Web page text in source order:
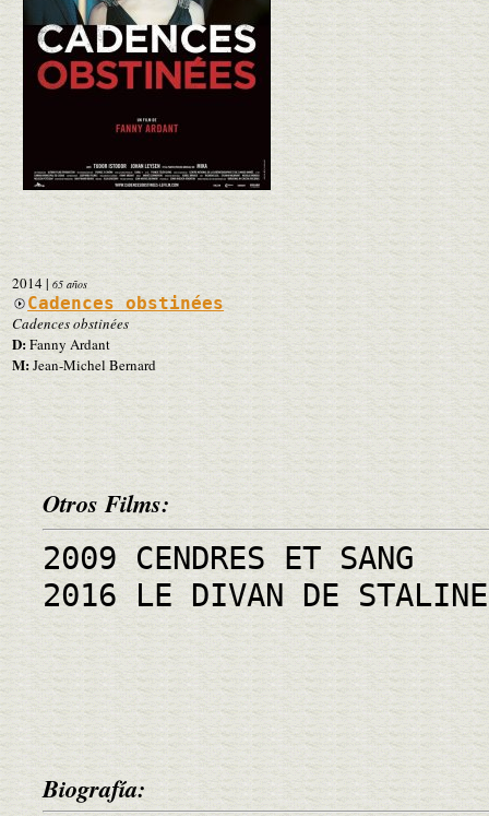
2014| 65 años
Cadences obstinées
Cadences obstinées
D:Fanny Ardant
M:Jean-Michel Bernard
Otros Films:
2009 CENDRES ET SANG
2016 LE DIVAN DE STALINE
Biografía: